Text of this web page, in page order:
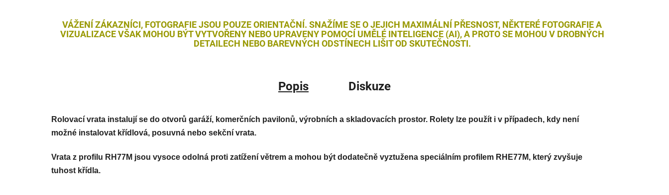
VÁŽENÍ ZÁKAZNÍCI, FOTOGRAFIE JSOU POUZE ORIENTAČNÍ. SNAŽÍME SE O JEJICH MAXIMÁLNÍ PŘESNOST, NĚKTERÉ FOTOGRAFIE A
VIZUALIZACE VŠAK MOHOU BÝT VYTVOŘENY NEBO UPRAVENY POMOCÍ UMĚLÉ INTELIGENCE (AI), A PROTO SE MOHOU V DROBNÝCH
DETAILECH NEBO BAREVNÝCH ODSTÍNECH LIŠIT OD SKUTEČNOSTI.
Popis Diskuze
Rolovací vrata instalují se do otvorů garáží, komerčních pavilonů, výrobních a skladovacích prostor. Rolety lze použít i v případech, kdy není
možné instalovat křídlová, posuvná nebo sekční vrata.
Vrata z profilu RH77M jsou vysoce odolná proti zatížení větrem a mohou být dodatečně vyztužena speciálním profilem RHE77M, který zvyšuje
tuhost křídla.